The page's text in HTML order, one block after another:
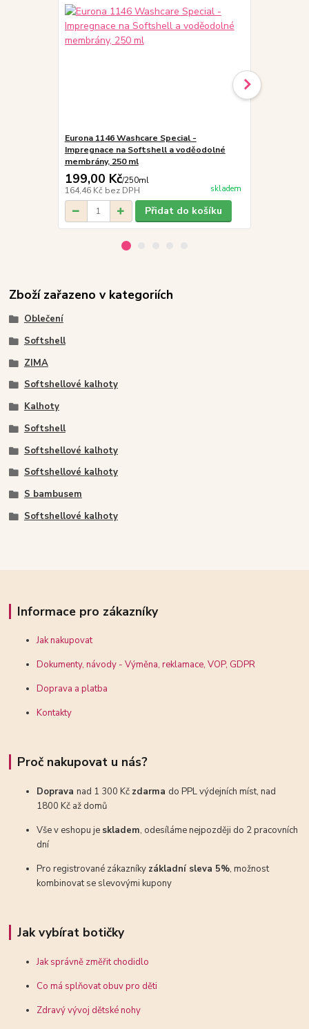
Eurona 1146 Washcare Special -
Impregnace na Softshell a voděodolné
membrány, 250 ml
199,00 Kč/250ml
164,46 Kč bez DPH skladem
Přidat do košíku
Zboží zařazeno v kategoriích
Oblečení
Softshell
ZIMA
Softshellové kalhoty
Kalhoty
Softshell
Softshellové kalhoty
Softshellové kalhoty
S bambusem
Softshellové kalhoty
Informace pro zákazníky
Jak nakupovat
Dokumenty, návody - Výměna, reklamace, VOP, GDPR
Doprava a platba
Kontakty
Proč nakupovat u nás?
Dopravanad 1 300 Kč zdarma do PPL výdejních míst, nad
1800 Kč až domů
Vše v eshopu je skladem, odesíláme nejpozději do 2 pracovních
dní
Pro registrované zákazníky základní sleva 5%, možnost
kombinovat se slevovými kupony
Jak vybírat botičky
Jak správně změřit chodidlo
Co má splňovat obuv pro děti
Zdravý vývoj dětské nohy